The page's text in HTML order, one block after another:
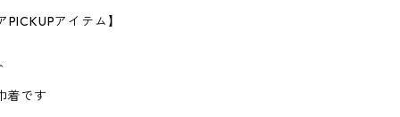
アイテム】
着です